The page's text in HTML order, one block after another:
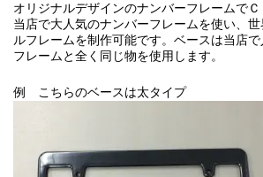
オリジナルデザインのナンバーフレームでＣ
当店で大人気のナンバーフレームを使い、
ルフレームを制作可能です。ベースは当店
フレームと全く同じ物を使用します。
例 こちらのベースは太タイプ